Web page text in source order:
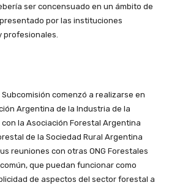
ser concensuado en un ámbito de
por las instituciones
profesionales.
comenzó a realizarse en
Argentina de la Industria de la
con la Asociación Forestal Argentina
de la Sociedad Rural Argentina
reuniones con otras ONG Forestales
que puedan funcionar como
de aspectos del sector forestal a